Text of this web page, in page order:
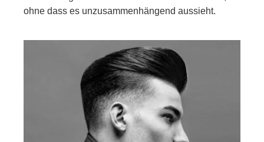
ohne dass es unzusammenhängend aussieht.